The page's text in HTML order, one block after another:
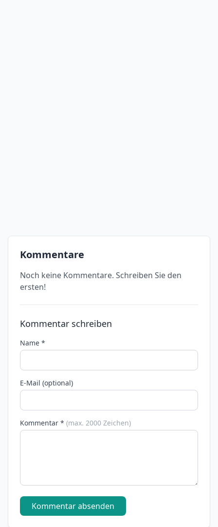
Kommentare
Noch keine Kommentare. Schreiben Sie den
ersten!
Kommentar schreiben
Name *
E-Mail (optional)
Kommentar * (max. 2000 Zeichen)
Kommentar absenden